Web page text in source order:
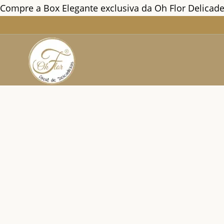
Compre a Box Elegante exclusiva da Oh Flor
para
conteúdo